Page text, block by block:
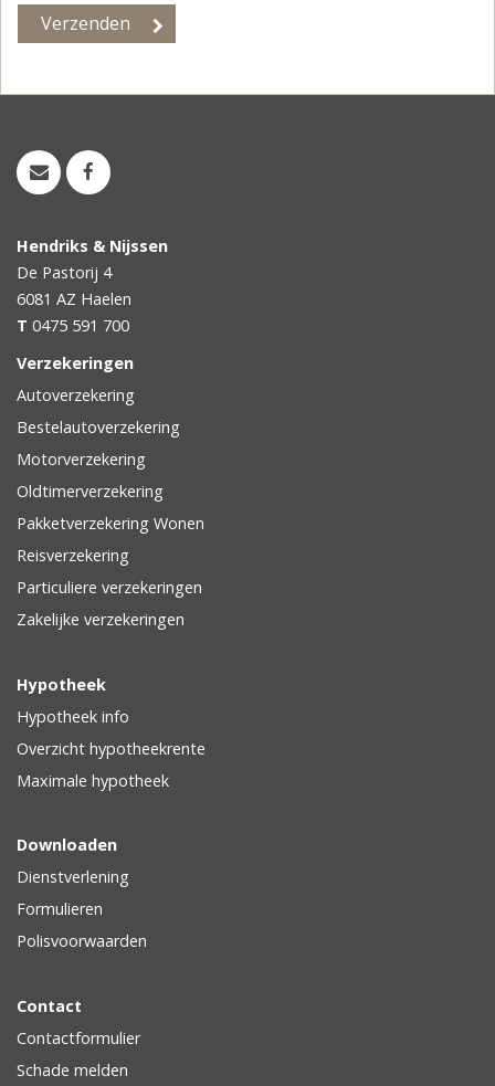
Hendriks & Nijssen
De Pastorij 4
6081 AZ Haelen
T 0475 591 700
Verzekeringen
Autoverzekering
Bestelautoverzekering
Motorverzekering
Oldtimerverzekering
Pakketverzekering Wonen
Reisverzekering
Particuliere verzekeringen
Zakelijke verzekeringen
Hypotheek
Hypotheek info
Overzicht hypotheekrente
Maximale hypotheek
Downloaden
Dienstverlening
Formulieren
Polisvoorwaarden
Contact
Contactformulier
Schade melden